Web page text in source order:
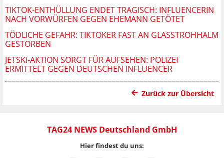
TIKTOK-ENTHÜLLUNG ENDET TRAGISCH: INFLUENCERIN
NACH VORWÜRFEN GEGEN EHEMANN GETÖTET
TÖDLICHE GEFAHR: TIKTOKER FAST AN GLASSTROHHALM
GESTORBEN
JETSKI-AKTION SORGT FÜR AUFSEHEN: POLIZEI
ERMITTELT GEGEN DEUTSCHEN INFLUENCER
Zurück zur Übersicht
TAG24 NEWS Deutschland GmbH
Hier findest du uns: